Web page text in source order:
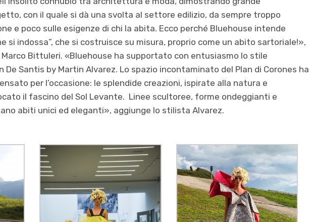
con il quale si dà una svolta al settore edilizio, da sempre troppo
e poco sulle esigenze di chi la abita. Ecco perché Bluehouse intende
si indossa”, che si costruisce su misura, proprio come un abito sartoriale!»,
Marco Bittuleri. «Bluehouse ha supportato con entusiasmo lo stile
De Santis by Martin Alvarez. Lo spazio incontaminato del Plan di Corones ha
per l’occasione: le splendide creazioni, ispirate alla natura e
il fascino del Sol Levante. Linee scultoree, forme ondeggianti e
abiti unici ed eleganti», aggiunge lo stilista Alvarez.